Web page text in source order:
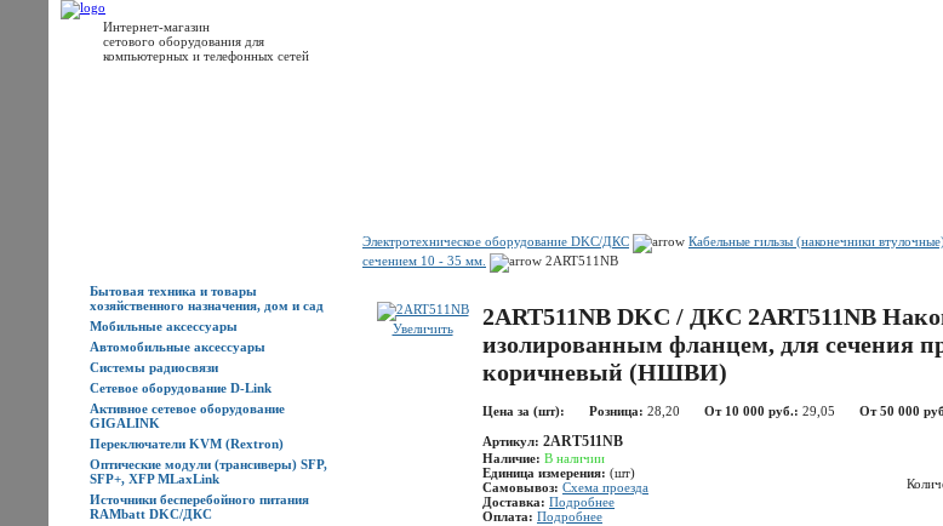
Интернет-магазин
сетового оборудования для
компьютерных и телефонных сетей
Бытовая техника и товары
хозяйственного назначения, дом и сад
Мобильные аксессуары
Автомобильные аксессуары
Системы радиосвязи
Сетевое оборудование D-Link
Активное сетевое оборудование
GIGALINK
Переключатели KVM (Rextron)
Оптические модули (трансиверы) SFP,
SFP+, XFP MLaxLink
Источники бесперебойного питания
RAMbatt DKC/ДКС
Электротехническое оборудование DKC/ДКС Кабельные гильзы (наконечники
сечением 10 - 35 мм.
2ART511NB
Увеличить
2ART511NB DKC / ДКС 2ART511NB
изолированным фланцем, для сечения
коричневый (НШВИ)
Цена за (шт): Розница: 28,20 От 10 000 руб.: 29,05 От 50 000
Артикул: 2ART511NB
Наличие: В наличии
Единица измерения: (шт)
Самовывоз: Схема проезда
Доставка: Подробнее
Оплата: Подробнее